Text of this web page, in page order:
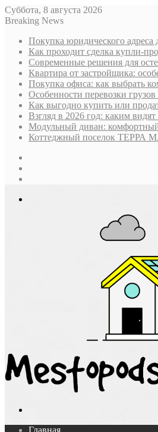
Суббота, 8 августа 2026
Breaking News
Покупка юридического
Как проходит сделка купли-
Современные решения для
Квартира от застройщика:
Покупка офиса: как выбрать
Особенности перевозки
Как выгодно купить или
Взгляд в 2026 год: каким
Модульный диван: комфортный
Коттеджный поселок ТЕРРА
Главная